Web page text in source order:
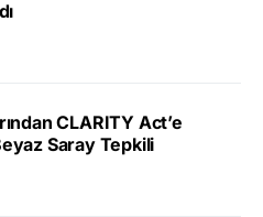
CLARITY Act’e
Saray Tepkili